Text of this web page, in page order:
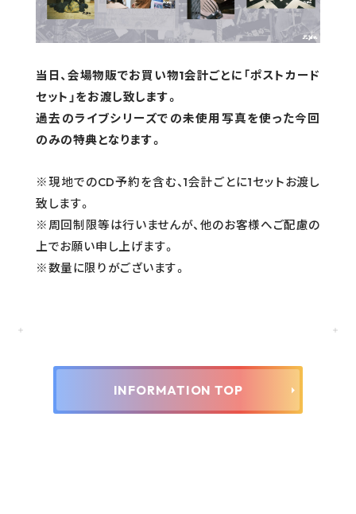
当日、会場物販でお買い物1会計ごとに「ポストカード
セット」をお渡し致します。
過去のライブシリーズでの未使用写真を使った今回
のみの特典となります。
※現地でのCD予約を含む、1会計ごとに1セットお渡し
致します。
※周回制限等は行いませんが、他のお客様へご配慮の
上でお願い申し上げます。
※数量に限りがございます。
INFORMATION TOP